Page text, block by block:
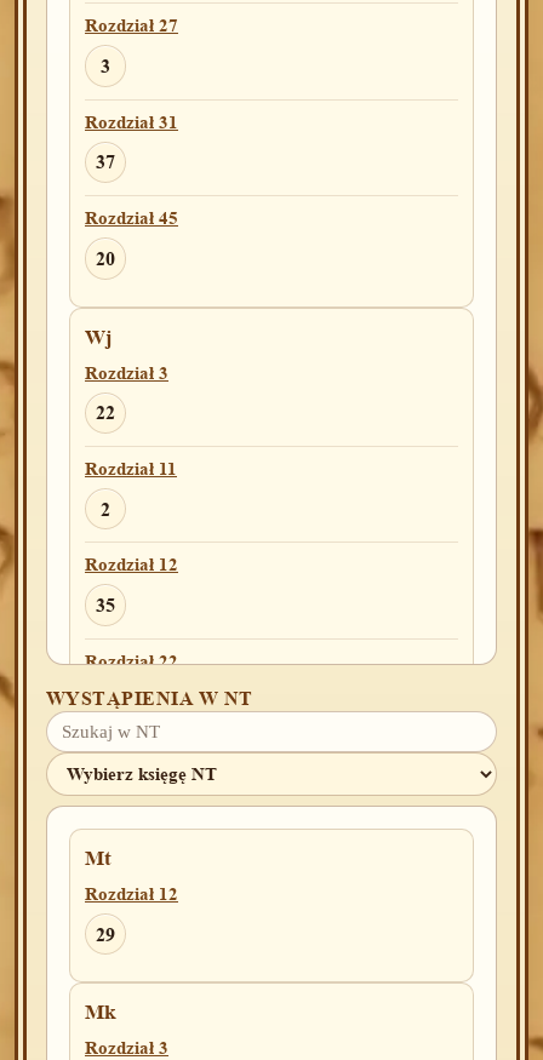
Rozdział 27
3
Rozdział 31
37
Rozdział 45
20
Wj
Rozdział 3
22
Rozdział 11
2
Rozdział 12
35
Rozdział 22
6
Rozdział 25
9 39
Rozdział 27
3
Rozdział 30
27 28
Rozdział 31
WYSTĄPIENIA W NT
Mt
Rozdział 12
29
Mk
Rozdział 3